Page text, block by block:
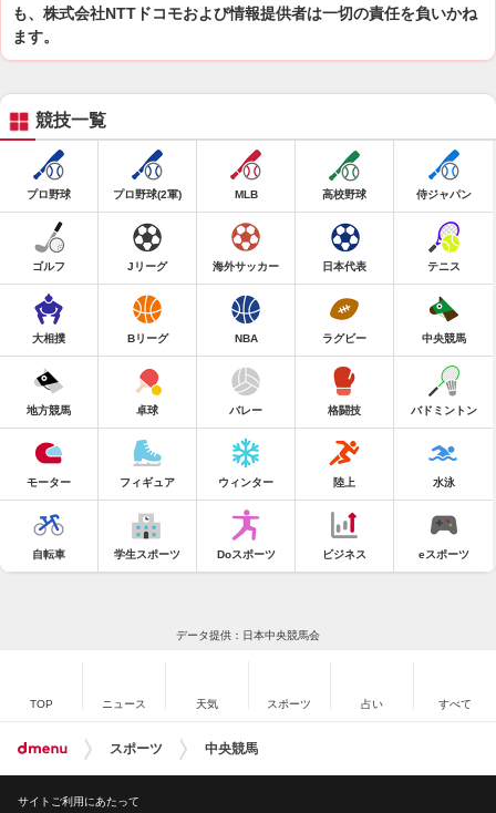
も、株式会社NTTドコモおよび情報提供者は一切の責任を負いかね
ます。
競技一覧
プロ野球 プロ野球(2軍) MLB 高校野球 侍ジャパン
ゴルフ Jリーグ 海外サッカー 日本代表 テニス
大相撲 Bリーグ NBA ラグビー 中央競馬
地方競馬 卓球 バレー 格闘技 バドミントン
モーター フィギュア ウィンター 陸上 水泳
自転車 学生スポーツ Doスポーツ ビジネス eスポーツ
データ提供：日本中央競馬会
TOP ニュース 天気 スポーツ 占い すべて
スポーツ 中央競馬
サイトご利用にあたって